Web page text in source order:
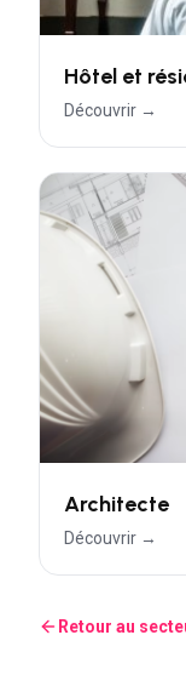
Hôtel et
Découvrir →
Architecte
Découvrir →
Retour au